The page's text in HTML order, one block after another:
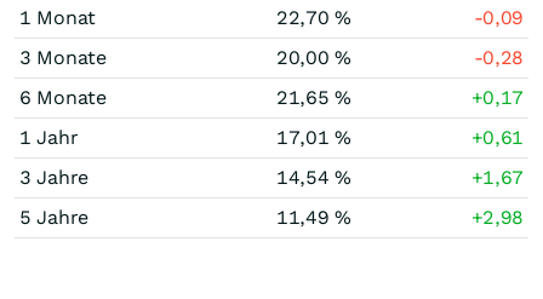
1 Monat 22,70 %
-0,09
3 Monate
20,00 %
-0,28
6 Monate
21,65 %
+0,17
1 Jahr
17,01 %
+0,61
3 Jahre
14,54 %
+1,67
5 Jahre
11,49 % +2,98